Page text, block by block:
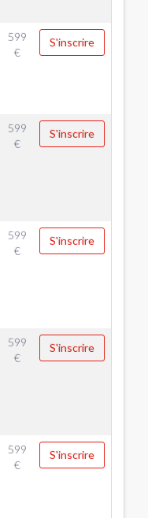
599
€
S'inscrire
599
€
S'inscrire
599
€
S'inscrire
599
€
S'inscrire
599
€
S'inscrire